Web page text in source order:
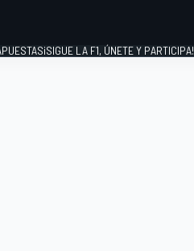
¡SIGUE LA F1, ÚNETE Y PARTICIPA!